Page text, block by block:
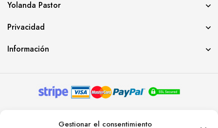
Gestionar el consentimiento
Yolanda Pastor
Privacidad
Información